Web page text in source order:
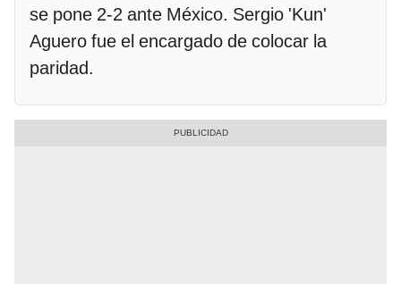
se pone 2-2 ante México. Sergio 'Kun'
Aguero fue el encargado de colocar la
paridad.